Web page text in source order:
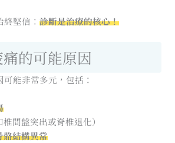
堅信： 診斷是治療的核心！
的可能原因
能非常多元，包括：
椎間盤突出或脊椎退化）
骼結構異常